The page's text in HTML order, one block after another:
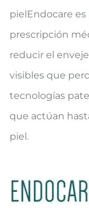
pielEndocare
prescripción
reducir el
visibles que
tecnologías
que actúan
piel.